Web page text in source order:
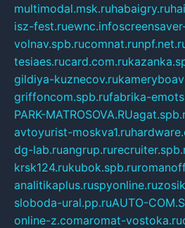
multimodal.msk.ruhabaigry.ru
isz-fest.ruewnc.info
volnav.spb.rucomnat.ru
tesiaes.rucard.com.ru
gildiya-kuznecov.ru
griffoncom.spb.rufabrika-
PARK-MATROSOVA.RU
avtoyurist-moskva1.ru
dg-lab.ruangrup.ru
krsk124.rukubok.spb.ru
analitikaplus.ruspyonline.ru
sloboda-ural.pp.ruAUTO-
online-z.comaromat-vostoka.ru